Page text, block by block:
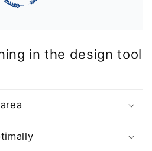
in the design tool